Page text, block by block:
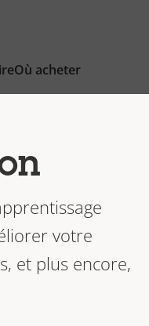
Où acheter
votre
et plus encore,